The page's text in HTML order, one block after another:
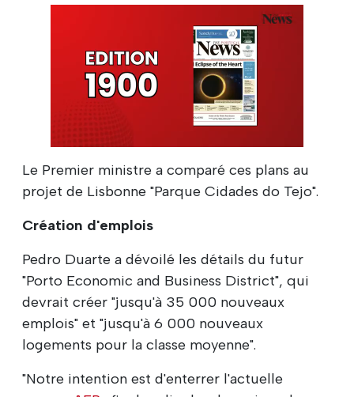
Le Premier ministre a comparé ces plans au
projet de Lisbonne "Parque Cidades do Tejo".
Création d'emplois
Pedro Duarte a dévoilé les détails du futur
"Porto Economic and Business District", qui
devrait créer "jusqu'à 35 000 nouveaux
emplois" et "jusqu'à 6 000 nouveaux
logements pour la classe moyenne".
"Notre intention est d'enterrer l'actuelle